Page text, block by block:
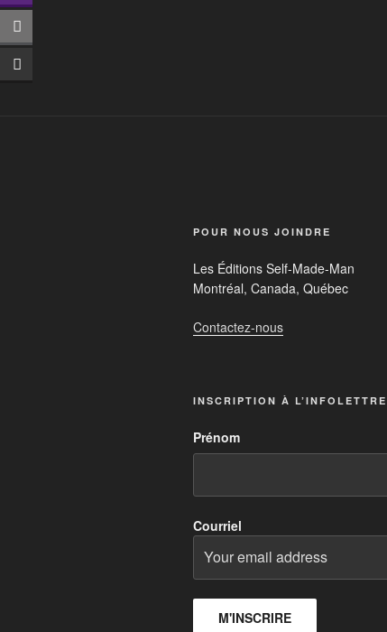
POUR NOUS JOINDRE
Les Éditions Self-Made-Man
Montréal, Canada, Québec
Contactez-nous
INSCRIPTION À L’INFOLETTRE
Prénom
Courriel